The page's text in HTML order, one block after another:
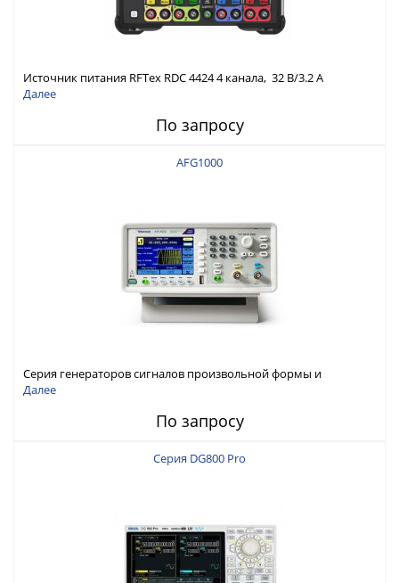
Источник питания RFTex RDC 4424 4 канала, 32 В/3.2 А
Далее
По запросу
AFG1000
Серия генераторов сигналов произвольной формы и
стандартных функций Tektronix AFG1000
Далее
По запросу
Серия DG800 Pro